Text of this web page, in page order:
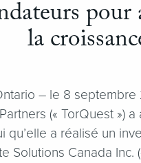
pour
la
– le 8
(« TorQuest ») a
qu’elle a réalisé un
Solutions Canada Inc.